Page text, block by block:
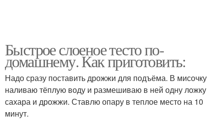
Быстрое слоеное тесто по-
домашнему. Как приготовить:
Надо сразу поставить дрожжи для подъёма. В мисочку
наливаю тёплую воду и размешиваю в ней одну ложку
сахара и дрожжи. Ставлю опару в теплое место на 10
минут.